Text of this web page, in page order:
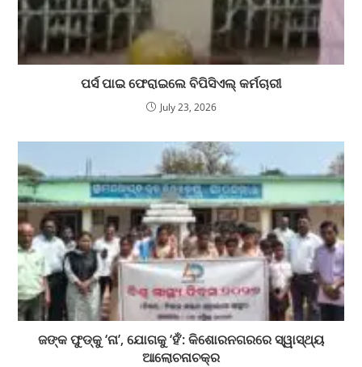
ପର୍ସ ପାଇ ଫେରାଇଲେ ବିପିସିଏଲ୍ କର୍ମଚାରୀ
July 23, 2026
ଜଙ୍କ ଫୁଡ୍‌କୁ ‘ନା’, ଯୋଗକୁ ‘ହଁ’: କିଶୋରନଗରରେ ସ୍ୱାସ୍ଥ୍ୟ
ଆଲୋଚନାଚକ୍ର